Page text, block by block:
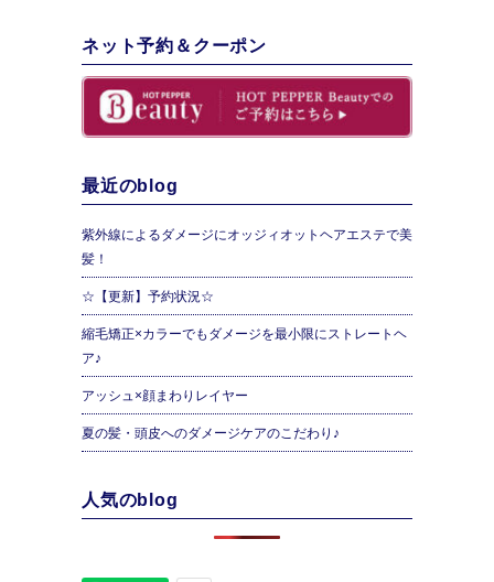
ネット予約＆クーポン
最近のblog
紫外線によるダメージにオッジィオットヘアエステで美
髪！
☆【更新】予約状況☆
縮毛矯正×カラーでもダメージを最小限にストレートヘ
ア♪
アッシュ×顔まわりレイヤー
夏の髪・頭皮へのダメージケアのこだわり♪
人気のblog